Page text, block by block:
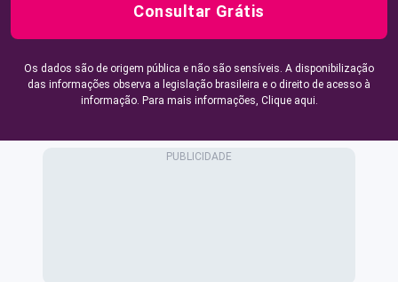
Consultar Grátis
Os dados são de origem pública e não são sensíveis. A disponibilização
das informações observa a legislação brasileira e o direito de acesso à
informação. Para mais informações, Clique aqui.